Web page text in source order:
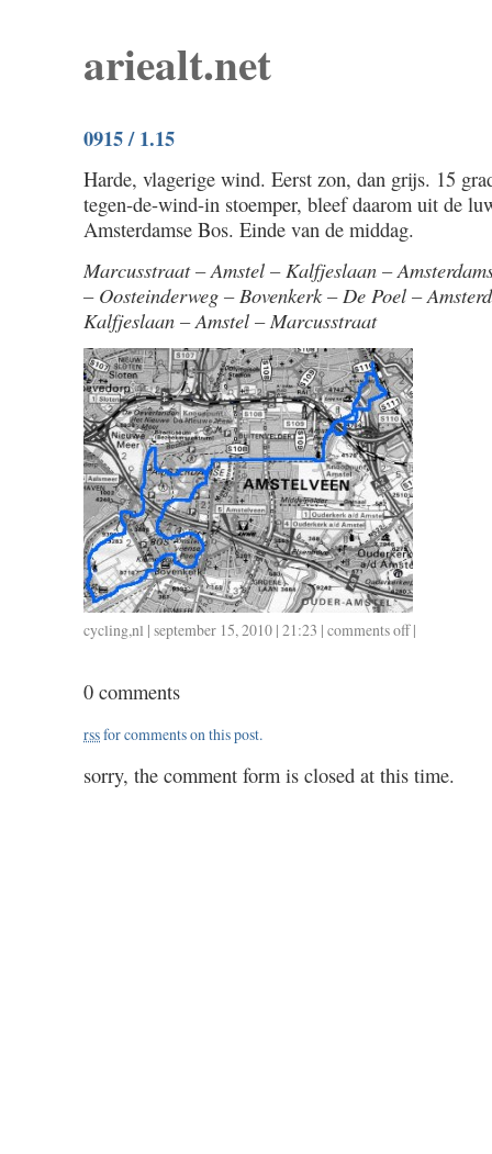
ariealt.net
0915 / 1.15
Harde, vlagerige wind. Eerst zon, dan grijs. 15
tegen-de-wind-in stoemper, bleef daarom uit de
Amsterdamse Bos. Einde van de middag.
Marcusstraat – Amstel – Kalfjeslaan –
– Oosteinderweg – Bovenkerk – De Poel –
Kalfjeslaan – Amstel – Marcusstraat
cycling,nl | september 15, 2010 | 21:23 | comments offon
|
0 comments
rssfor comments on this post.
sorry, the comment form is closed at this time.